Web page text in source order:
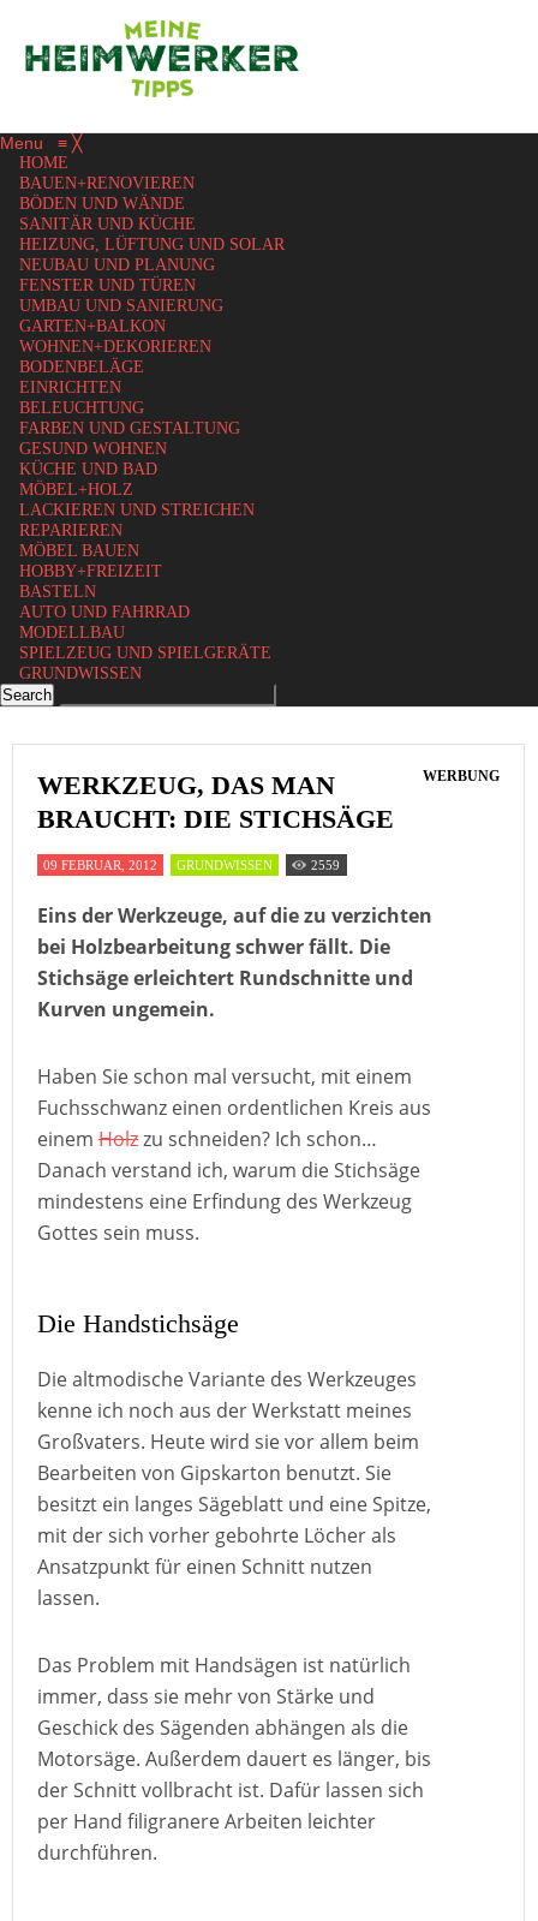
Menu ≡ ╳
HOME
BAUEN+RENOVIEREN
BÖDEN UND WÄNDE
SANITÄR UND KÜCHE
HEIZUNG, LÜFTUNG UND SOLAR
NEUBAU UND PLANUNG
FENSTER UND TÜREN
UMBAU UND SANIERUNG
GARTEN+BALKON
WOHNEN+DEKORIEREN
BODENBELÄGE
EINRICHTEN
BELEUCHTUNG
FARBEN UND GESTALTUNG
GESUND WOHNEN
KÜCHE UND BAD
MÖBEL+HOLZ
LACKIEREN UND STREICHEN
REPARIEREN
MÖBEL BAUEN
HOBBY+FREIZEIT
BASTELN
AUTO UND FAHRRAD
MODELLBAU
SPIELZEUG UND SPIELGERÄTE
GRUNDWISSEN
WERKZEUG, DAS MAN
BRAUCHT: DIE STICHSÄGE
WERBUNG
09 FEBRUAR, 2012 GRUNDWISSEN 2559
Eins der Werkzeuge, auf die zu verzichten
bei Holzbearbeitung schwer fällt. Die
Stichsäge erleichtert Rundschnitte und
Kurven ungemein.
Haben Sie schon mal versucht, mit einem
Fuchsschwanz einen ordentlichen Kreis aus
einem Holzzu schneiden? Ich schon…
Danach verstand ich, warum die Stichsäge
mindestens eine Erfindung des Werkzeug
Gottes sein muss.
Die Handstichsäge
Die altmodische Variante des Werkzeuges
kenne ich noch aus der Werkstatt meines
Großvaters. Heute wird sie vor allem beim
Bearbeiten von Gipskarton benutzt. Sie
besitzt ein langes Sägeblatt und eine Spitze,
mit der sich vorher gebohrte Löcher als
Ansatzpunkt für einen Schnitt nutzen
lassen.
Das Problem mit Handsägen ist natürlich
immer, dass sie mehr von Stärke und
Geschick des Sägenden abhängen als die
Motorsäge. Außerdem dauert es länger, bis
der Schnitt vollbracht ist. Dafür lassen sich
per Hand filigranere Arbeiten leichter
durchführen.